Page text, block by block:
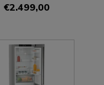
€2.499,00